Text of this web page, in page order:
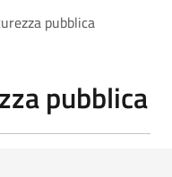
pubblica
pubblica